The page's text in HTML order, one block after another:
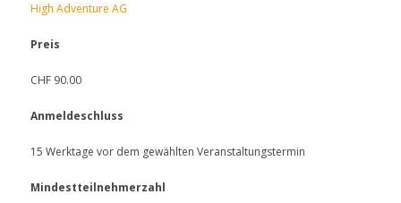
High Adventure AG
Preis
CHF 90.00
Anmeldeschluss
15 Werktage vor dem gewählten Veranstaltungstermin
Mindestteilnehmerzahl